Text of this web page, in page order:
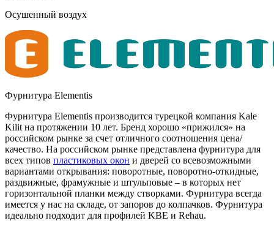
Осушенный воздух
Фурнитура Elementis
Фурнитура Elementis производится турецкой компания Kale
Kilit на протяжении 10 лет. Бренд хорошо «прижился» на
российском рынке за счет отличного соотношения цена/
качество. На российском рынке представлена фурнитура для
всех типов пластиковых окон и дверей со всевозможными
вариантами открывания: поворотные, поворотно-откидные,
раздвижные, фрамужные и штульповые – в которых нет
горизонтальной планки между створками. Фурнитура всегда
имеется у нас на складе, от запоров до колпачков. Фурнитура
идеально подходит для профилей KBE и Rehau.